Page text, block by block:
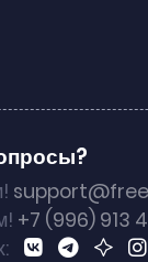
+7 (996) 913